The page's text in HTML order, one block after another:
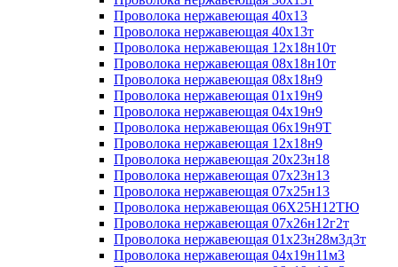
Проволока нержавеющая 40х13
Проволока нержавеющая 40х13т
Проволока нержавеющая 12х18н10т
Проволока нержавеющая 08х18н10т
Проволока нержавеющая 08х18н9
Проволока нержавеющая 01х19н9
Проволока нержавеющая 04х19н9
Проволока нержавеющая 06х19н9Т
Проволока нержавеющая 12х18н9
Проволока нержавеющая 20х23н18
Проволока нержавеющая 07х23н13
Проволока нержавеющая 07х25н13
Проволока нержавеющая 06Х25Н12ТЮ
Проволока нержавеющая 07х26н12г2т
Проволока нержавеющая 01х23н28м3д3т
Проволока нержавеющая 04х19н11м3